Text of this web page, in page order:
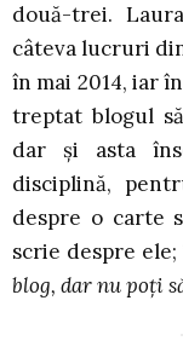
două-trei.
câteva lucruri
în mai 2014, iar
treptat blogul
dar și asta
disciplină,
despre o carte
scrie despre ele;
blog, dar nu poți